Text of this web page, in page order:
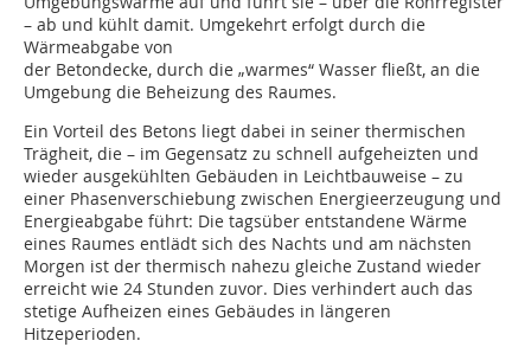
– ab und kühlt damit. Umgekehrt erfolgt durch die
Wärmeabgabe von
der Betondecke, durch die „warmes“ Wasser fließt, an die
Umgebung die Beheizung des Raumes.
Ein Vorteil des Betons liegt dabei in seiner thermischen
Trägheit, die – im Gegensatz zu schnell aufgeheizten und
wieder ausgekühlten Gebäuden in Leichtbauweise – zu
einer Phasenverschiebung zwischen Energieerzeugung und
Energieabgabe führt: Die tagsüber entstandene Wärme
eines Raumes entlädt sich des Nachts und am nächsten
Morgen ist der thermisch nahezu gleiche Zustand wieder
erreicht wie 24 Stunden zuvor. Dies verhindert auch das
stetige Aufheizen eines Gebäudes in längeren
Hitzeperioden.